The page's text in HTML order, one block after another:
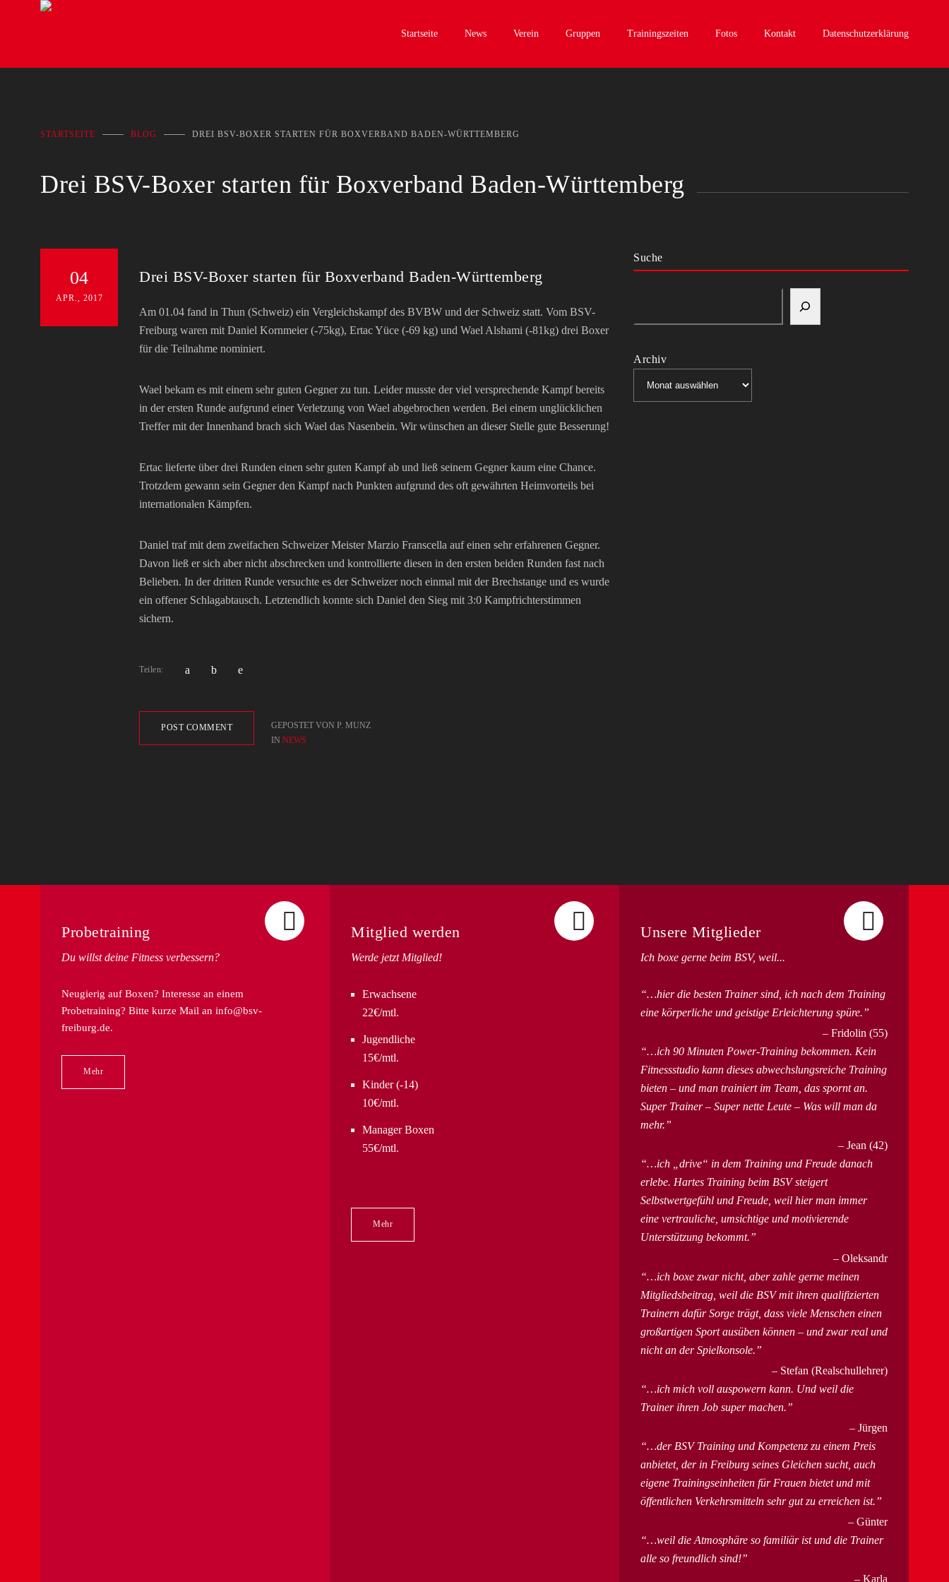
Startseite News Verein Gruppen Trainingszeiten Fotos Kontakt Datenschutzerklärung
STARTSEITE BLOG DREI BSV-BOXER STARTEN FÜR BOXVERBAND BADEN-WÜRTTEMBERG
Drei BSV-Boxer starten für Boxverband Baden-Württemberg
04
APR., 2017
Drei BSV-Boxer starten für Boxverband Baden-Württemberg
Am 01.04 fand in Thun (Schweiz) ein Vergleichskampf des BVBW und der Schweiz statt. Vom BSV-
Freiburg waren mit Daniel Kornmeier (-75kg), Ertac Yüce (-69 kg) und Wael Alshami (-81kg) drei Boxer
für die Teilnahme nominiert.
Wael bekam es mit einem sehr guten Gegner zu tun. Leider musste der viel versprechende Kampf bereits
in der ersten Runde aufgrund einer Verletzung von Wael abgebrochen werden. Bei einem unglücklichen
Treffer mit der Innenhand brach sich Wael das Nasenbein. Wir wünschen an dieser Stelle gute Besserung!
Ertac lieferte über drei Runden einen sehr guten Kampf ab und ließ seinem Gegner kaum eine Chance.
Trotzdem gewann sein Gegner den Kampf nach Punkten aufgrund des oft gewährten Heimvorteils bei
internationalen Kämpfen.
Daniel traf mit dem zweifachen Schweizer Meister Marzio Franscella auf einen sehr erfahrenen Gegner.
Davon ließ er sich aber nicht abschrecken und kontrollierte diesen in den ersten beiden Runden fast nach
Belieben. In der dritten Runde versuchte es der Schweizer noch einmal mit der Brechstange und es wurde
ein offener Schlagabtausch. Letztendlich konnte sich Daniel den Sieg mit 3:0 Kampfrichterstimmen
sichern.
Teilen:
POST COMMENT
GEPOSTET VON P. MUNZ
IN NEWS
Suche
Archiv
Archiv
Probetraining
Du willst deine Fitness verbessern?
Neugierig auf Boxen? Interesse an einem
Probetraining? Bitte kurze Mail an info@bsv-
freiburg.de.
Mehr
Mitglied werden
Werde jetzt Mitglied!
Erwachsene
22€/mtl.
Jugendliche
15€/mtl.
Kinder (-14)
10€/mtl.
Manager Boxen
55€/mtl.
Mehr
Unsere Mitglieder
Ich boxe gerne beim BSV, weil...
…hier die besten Trainer sind, ich nach dem Training
eine körperliche und geistige Erleichterung spüre.
Fridolin (55)
…ich 90 Minuten Power-Training bekommen. Kein
Fitnessstudio kann dieses abwechslungsreiche Training
bieten – und man trainiert im Team, das spornt an.
Super Trainer – Super nette Leute – Was will man da
mehr.
Jean (42)
…ich „drive“ in dem Training und Freude danach
erlebe. Hartes Training beim BSV steigert
Selbstwertgefühl und Freude, weil hier man immer
eine vertrauliche, umsichtige und motivierende
Unterstützung bekommt.
Oleksandr
…ich boxe zwar nicht, aber zahle gerne meinen
Mitgliedsbeitrag, weil die BSV mit ihren qualifizierten
Trainern dafür Sorge trägt, dass viele Menschen einen
großartigen Sport ausüben können – und zwar real und
nicht an der Spielkonsole.
Stefan (Realschullehrer)
…ich mich voll auspowern kann. Und weil die
Trainer ihren Job super machen.
Jürgen
…der BSV Training und Kompetenz zu einem Preis
anbietet, der in Freiburg seines Gleichen sucht, auch
eigene Trainingseinheiten für Frauen bietet und mit
öffentlichen Verkehrsmitteln sehr gut zu erreichen ist.
Günter
…weil die Atmosphäre so familiär ist und die Trainer
alle so freundlich sind!
Karla